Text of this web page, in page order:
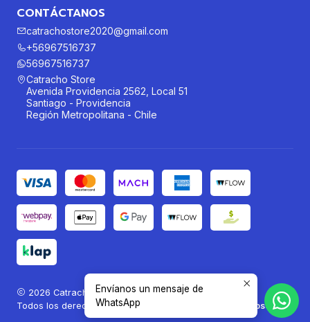
CONTÁCTANOS
catrachostore2020@gmail.com
+56967516737
56967516737
Catracho Store
Avenida Providencia 2562, Local 51
Santiago - Providencia
Región Metropolitana - Chile
2026 Catracho Store®.
Todos los derechos reservados.
Desarrollado por Jumpseller.
Envíanos un mensaje de
WhatsApp